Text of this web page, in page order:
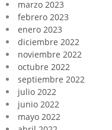
marzo 2023
febrero 2023
enero 2023
diciembre 2022
noviembre 2022
octubre 2022
septiembre 2022
julio 2022
junio 2022
mayo 2022